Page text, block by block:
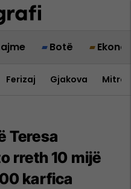
Botë
Ferizaj Gjakova
Teresa
rreth 10 mijë
karfica